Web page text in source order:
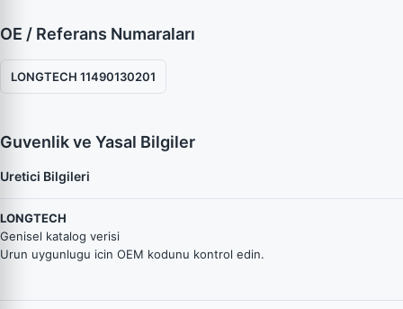
OE / Referans Numaraları
LONGTECH 11490130201
Guvenlik ve Yasal Bilgiler
Uretici Bilgileri
LONGTECH
Genisel katalog verisi
Urun uygunlugu icin OEM kodunu kontrol edin.